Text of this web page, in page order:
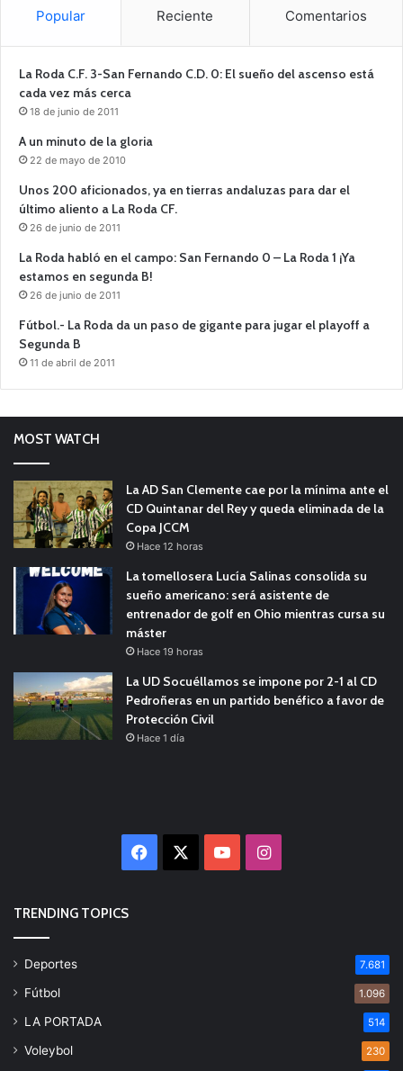
Popular Reciente Comentarios
La Roda C.F. 3-San Fernando C.D. 0: El sueño del ascenso está
cada vez más cerca
18 de junio de 2011
A un minuto de la gloria
22 de mayo de 2010
Unos 200 aficionados, ya en tierras andaluzas para dar el
último aliento a La Roda CF.
26 de junio de 2011
La Roda habló en el campo: San Fernando 0 – La Roda 1 ¡Ya
estamos en segunda B!
26 de junio de 2011
Fútbol.- La Roda da un paso de gigante para jugar el playoff a
Segunda B
11 de abril de 2011
MOST WATCH
La AD San Clemente cae por la mínima ante el
CD Quintanar del Rey y queda eliminada de la
Copa JCCM
Hace 12 horas
La tomellosera Lucía Salinas consolida su
sueño americano: será asistente de
entrenador de golf en Ohio mientras cursa su
máster
Hace 19 horas
La UD Socuéllamos se impone por 2-1 al CD
Pedroñeras en un partido benéfico a favor de
Protección Civil
Hace 1 día
Facebook YouTubeInstagram
TRENDING TOPICS
Deportes 7.681
Fútbol 1.096
LA PORTADA 514
Voleybol 230